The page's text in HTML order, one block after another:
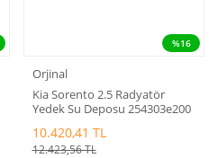
%16
Orjinal
Kia Sorento 2.5 Radyatör
Yedek Su Deposu 254303e200
10.420,41 TL
12.423,56 TL